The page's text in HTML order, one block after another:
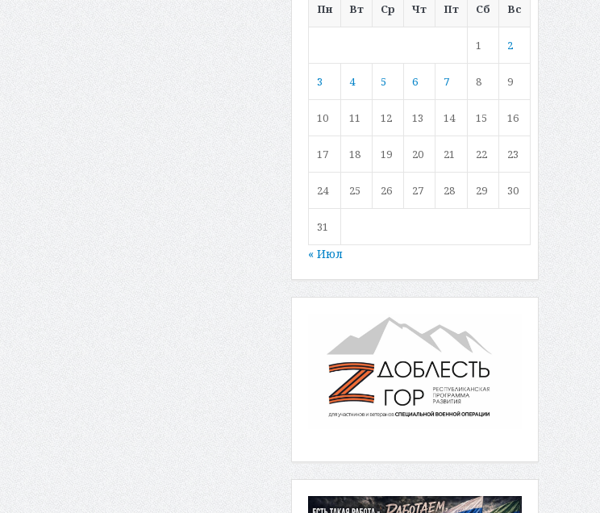
Пн
Вт Ср Чт Пт Сб Вс
1 2
3 4 5 6 7 8 9
10 11 12 13 14 15 16
17 18 19 20 21 22 23
24 25 26 27 28 29 30
31
« Июл